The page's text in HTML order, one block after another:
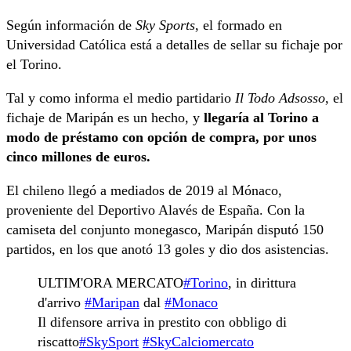
Según información de Sky Sports, el formado en
Universidad Católica está a detalles de sellar su fichaje por
el Torino.
Tal y como informa el medio partidario Il Todo Adsosso, el
fichaje de Maripán es un hecho, y llegaría al Torino a
modo de préstamo con opción de compra, por unos
cinco millones de euros.
El chileno llegó a mediados de 2019 al Mónaco,
proveniente del Deportivo Alavés de España. Con la
camiseta del conjunto monegasco, Maripán disputó 150
partidos, en los que anotó 13 goles y dio dos asistencias.
ULTIM'ORA MERCATO#Torino, in dirittura
d'arrivo #Maripan dal #Monaco
Il difensore arriva in prestito con obbligo di
riscatto#SkySport #SkyCalciomercato